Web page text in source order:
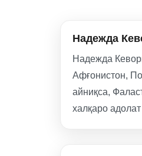
Надежда
Надежда
Афғонистон,
айниқса,
халқаро